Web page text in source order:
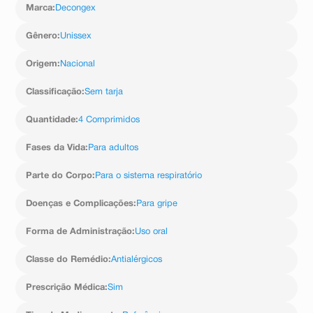
formulação desse medicamento:
garganta.
reflexos, insônia, nervosismo e irritabilidade.
Efeito Oftálmico: Visão turva.
brônquicas.
farmacêutico o aparecimento de reações indesejáveis
através do seu serviço de atendimento.
mg
de carnaúba, ácido esteárico, estearato de magnésio,
laca e macrogol.
Marca: Decongex
Gênero:Unissex
Origem: Nacional
Classificação:Sem tarja
Quantidade:4 Comprimidos
Fases da Vida: Para adultos
Parte do Corpo: Para o sistema respiratório
Doenças e Complicações: Para gripe
Forma de Administração:Uso oral
Classe do Remédio:Antialérgicos
Prescrição Médica:Sim